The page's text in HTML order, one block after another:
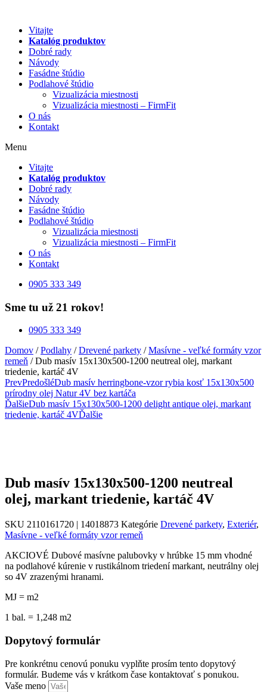
obsah
Vitajte
Katalóg produktov
Dobré rady
Návody
Fasádne štúdio
Podlahové štúdio
Vizualizácia miestnosti
Vizualizácia miestnosti – FirmFit
O nás
Kontakt
Menu
Vitajte
Katalóg produktov
Dobré rady
Návody
Fasádne štúdio
Podlahové štúdio
Vizualizácia miestnosti
Vizualizácia miestnosti – FirmFit
O nás
Kontakt
0905 333 349
Sme tu už 21 rokov!
0905 333 349
Domov /Podlahy /Drevené parkety /Masívne - veľké formáty vzor
remeň / Dub masív 15x130x500-1200 neutreal olej, markant
triedenie, kartáč 4V
PrevPredošléDub masív herringbone-vzor rybia kosť 15x130x500
prírodny olej Natur 4V bez kartáča
ĎalšieDub masív 15x130x500-1200 delight antique olej, markant
triedenie, kartáč 4VĎalšie
Dub masív 15x130x500-1200 neutreal
olej, markant triedenie, kartáč 4V
SKU 2110161720 | 14018873 Kategórie Drevené parkety, Exteriér,
Masívne - veľké formáty vzor remeň
AKCIOVÉ Dubové masívne palubovky v hrúbke 15 mm vhodné
na podlahové kúrenie v rustikálnom triedení markant, neutrálny olej
so 4V zrazenými hranami.
MJ = m2
1 bal. = 1,248 m2
Dopytový formulár
Pre konkrétnu cenovú ponuku vyplňte prosím tento dopytový
formulár. Budeme vás v krátkom čase kontaktovať s ponukou.
Vaše meno